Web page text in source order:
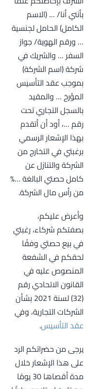
بأنني أنا/ … (الاسم
الكامل) الحامل لجنسية
… ورقم الهوية/ جواز
السفر … والشريك في
شركة (اسم الشركة)
بموجب عقد التأسيس
المؤرخ … والمقيد
بالسجل التجاري تحت
رقم …، أود أن أتقدم
بهذا الإشعار الرسمي
برغبتي في التخارج من
الشركة والتنازل عن
كامل حصتي البالغة …%
من رأس مال الشركة.
وأعرض عليكم،
بصفتكم شركاء، رغبتي
في بيع حصتي وفقًا
لحقكم في الشفعة
المنصوص عليه في
القانون الاتحادي رقم
(32) لسنة 2021 بشأن
الشركات التجارية، وفي
عقد التأسيس.
يرجى من حضراتكم الرد
على هذا الإشعار خلال
مدة أقصاها 30 يومًا